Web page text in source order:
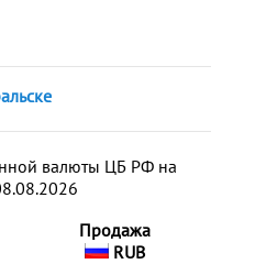
валюты ЦБ РФ на
Продажа
RUB